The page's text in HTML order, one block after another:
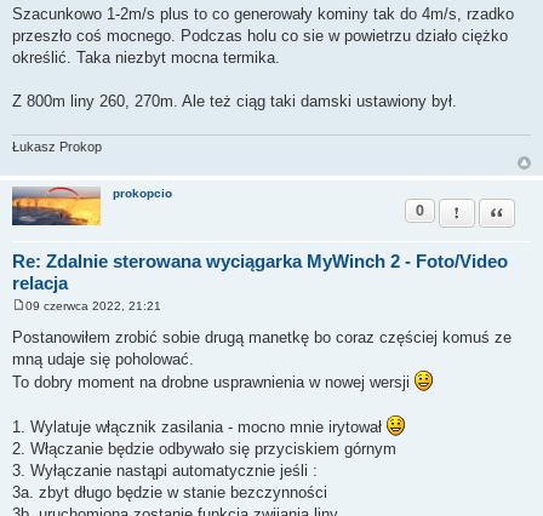
o
s
t
Szacunkowo 1-2m/s plus to co generowały kominy tak do 4m/s, rzadko
przeszło coś mocnego. Podczas holu co sie w powietrzu działo ciężko
określić. Taka niezbyt mocna termika.
Z 800m liny 260, 270m. Ale też ciąg taki damski ustawiony był.
Łukasz Prokop
prokopcio
Re: Zdalnie sterowana wyciągarka MyWinch 2 - Foto/Video
relacja
0 Zgłoś ten post
Cytuj
o
s
t
09 czerwca 2022, 21:21
Postanowiłem zrobić sobie drugą manetkę bo coraz częściej komuś ze
mną udaje się poholować.
To dobry moment na drobne usprawnienia w nowej wersji
1. Wylatuje włącznik zasilania - mocno mnie irytował
2. Włączanie będzie odbywało się przyciskiem górnym
3. Wyłączanie nastąpi automatycznie jeśli :
3a. zbyt długo będzie w stanie bezczynności